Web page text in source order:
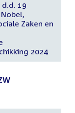
19
Zaken en
2024